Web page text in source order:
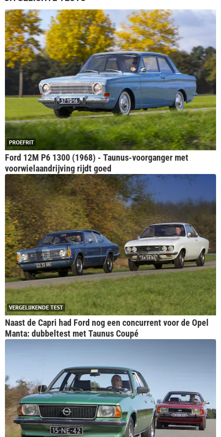
PROEFRIT
Ford 12M P6 1300 (1968) - Taunus-voorganger met
voorwielaandrijving rijdt goed
VERGELIJKENDE TEST
Naast de Capri had Ford nog een concurrent voor de Opel
Manta: dubbeltest met Taunus Coupé